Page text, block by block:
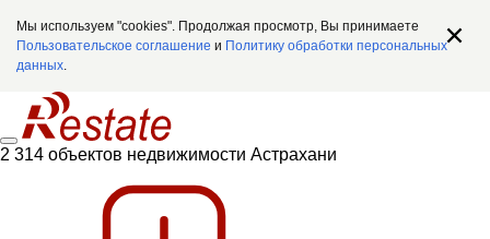
Мы используем "cookies". Продолжая просмотр, Вы принимаете
Пользовательское соглашение и Политику обработки персональных
данных.
2 314 объектов недвижимости Астрахани